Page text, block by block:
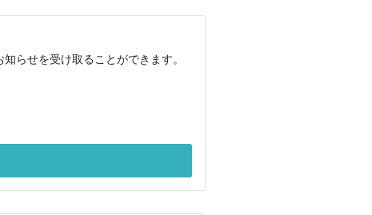
らせを受け取ることができます。